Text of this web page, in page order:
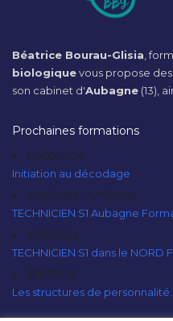
Béatrice Bourau-Glisia,
biologiquevous propose des
son cabinet d'Aubagne (13),
Prochaines formations
20/09/2026
Initiation au décodage
10/10/2026 - 11/10/2026
TECHNICIEN S1 Aubagne
10/10/2026
TECHNICIEN S1 dans le
12/10/2026
Les structures de